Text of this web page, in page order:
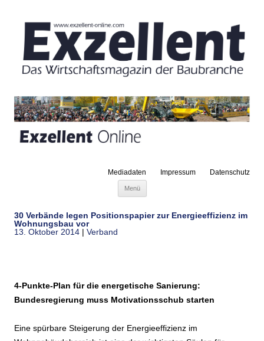
Mediadaten Impressum Datenschutz
Menü
30 Verbände legen Positionspapier zur Energieeffizienz im
Wohnungsbau vor
13. Oktober 2014 | Verband
4-Punkte-Plan für die energetische Sanierung:
Bundesregierung muss Motivationsschub starten
Eine spürbare Steigerung der Energieeffizienz im